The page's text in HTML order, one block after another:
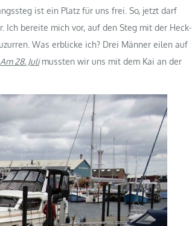
ist ein Platz für uns frei. So, jetzt darf
bereite mich vor, auf den Steg mit der Heck-
Was erblicke ich? Drei Männer eilen auf
Am 28. Julimussten wir uns mit dem Kai an der